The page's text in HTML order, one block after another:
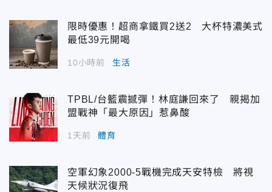
限時優惠！超商拿鐵買2送2 大杯特濃美式
最低39元開喝
10小時前 生活
TPBL/台籃震撼彈！林庭謙回來了 親揭加
盟戰神「最大原因」惹鼻酸
1天前 體育
空軍幻象2000-5戰機完成天安特檢 將視
天候狀況復飛